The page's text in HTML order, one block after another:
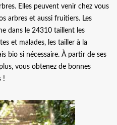
Elles peuvent venir chez vous
arbres et aussi fruitiers. Les
dans le 24310 taillent les
et malades, les tailler à la
bio si nécessaire. À partir de ses
vous obtenez de bonnes
!